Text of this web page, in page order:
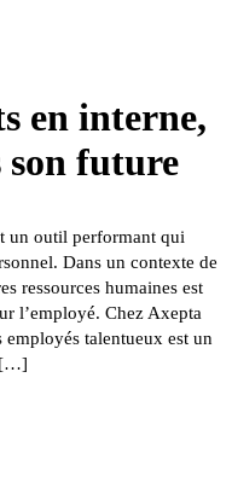
en interne,
son future
un outil performant qui
Dans un contexte de
ressources humaines est
l’employé. Chez Axepta
talentueux est un
[…]